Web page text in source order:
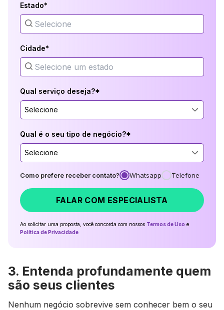
Estado*
Cidade*
Qual serviço deseja?*
Selecione
Qual é o seu tipo de negócio?*
Selecione
Como prefere receber contato? Whatsapp Telefone
FALAR COM ESPECIALISTA
Ao solicitar uma proposta, você concorda com nossos Termos de Uso e
Política de Privacidade
3. Entenda profundamente quem
são seus clientes
Nenhum negócio sobrevive sem conhecer bem o seu